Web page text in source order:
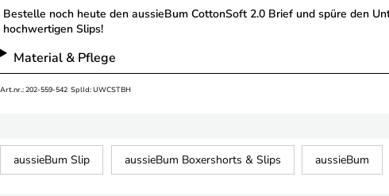
Bestelle noch heute den aussieBum CottonSoft 2.0 Brief und spüre den
hochwertigen Slips!
Material & Pflege
Art.nr.: 202-559-542 SplId: UWCSTBH
aussieBum Slip aussieBum Boxershorts & Slips aussieBum